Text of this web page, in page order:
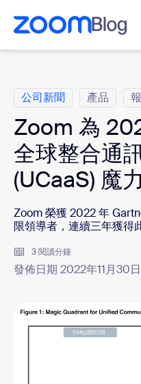
至主要內容
至協助聊天
公司新聞 產品
Zoom 為
全球整合通
(UCaaS) 魔
Zoom 榮獲 2022 年
限領導者，連續三年獲得
3 閱讀分鐘
發佈日期 2022年11月30日